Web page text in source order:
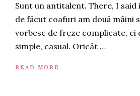
Sunt un antitalent. There, I said
de făcut coafuri am două mâini
vorbesc de freze complicate, ci
simple, casual. Oricât …
READ MORE